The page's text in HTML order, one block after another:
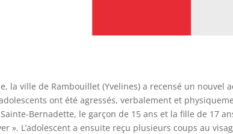
la ville de Rambouillet (Yvelines) a recensé un nouvel
ont été agressés, verbalement et
Bernadette, le garçon de 15 ans et la fille de 17
». L’adolescent a ensuite reçu plusieurs coups au